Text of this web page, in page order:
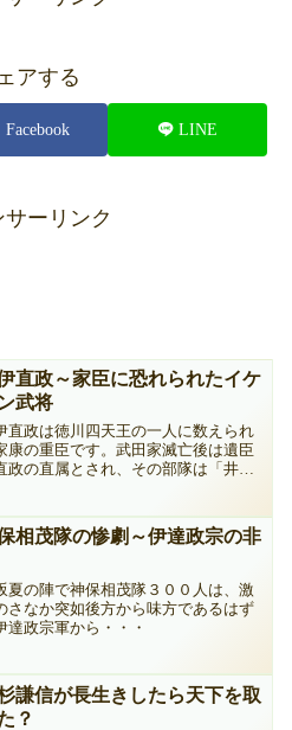
アする
Facebook LINE
サーリンク
直政～家臣に恐れられたイケ
武将
直政は徳川四天王の一人に数えられ
康の重臣です。武田家滅亡後は遺臣
政の直属とされ、その部隊は「井伊
最高石高の上野国箕輪１２万石を与
れます。その生涯について子孫まで
て簡単に紹介します。
相茂隊の惨劇～伊達政宗の非
夏の陣で神保相茂隊３００人は、激
さなか突如後方から味方であるはず
達政宗軍から・・・
杉謙信が長生きしたら天下を取
？